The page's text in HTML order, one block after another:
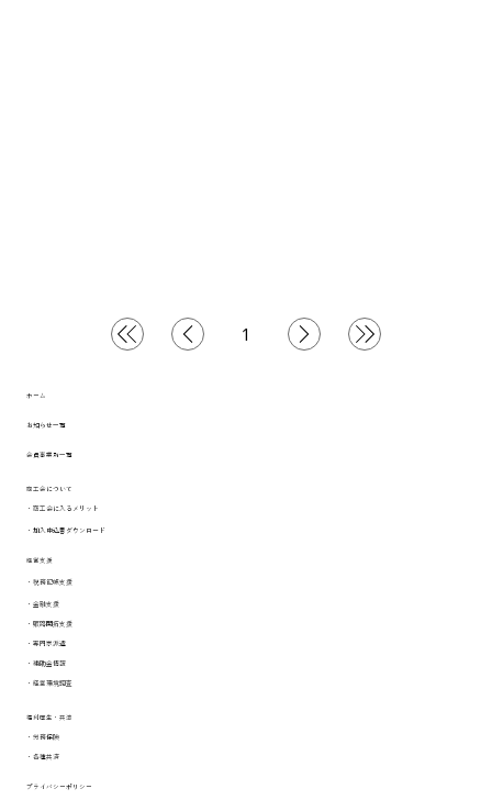
11
ホーム
お知らせ一覧
会員事業所一覧
商工会について
​・商工会に入るメリット
​・ 加入申込書ダウンロード
経営支援
​・税務記帳支援
​・金融支援
​・販路開拓支援
​・専門家派遣
​・補助金情報
​・経営環境調査
​福利厚生・共済
​・労務保険
​・各種共済
プライバシーポリシー